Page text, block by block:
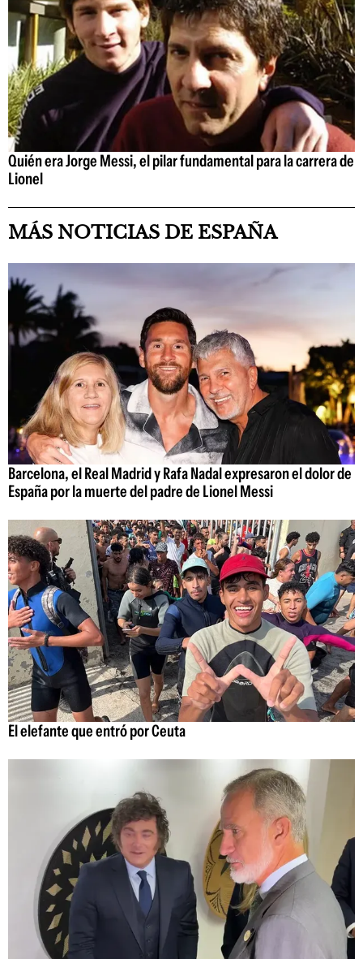
Quién era Jorge Messi, el pilar fundamental para la carrera de
Lionel
MÁS NOTICIAS DE ESPAÑA
Barcelona, el Real Madrid y Rafa Nadal expresaron el dolor de
España por la muerte del padre de Lionel Messi
El elefante que entró por Ceuta